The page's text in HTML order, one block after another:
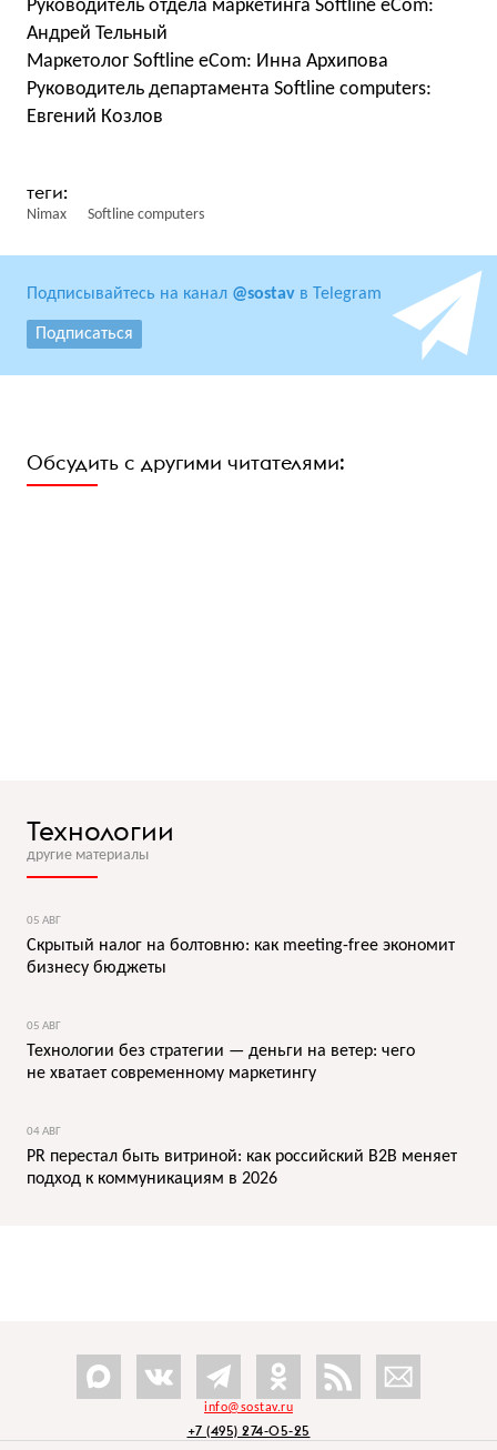
Руководитель отдела маркетинга Softline eCom:
Андрей Тельный
Маркетолог Softline eCom: Инна Архипова
Руководитель департамента Softline computers:
Евгений Козлов
Nimax Softline сomputers
Подписывайтесь на канал @sostav в Telegram
Подписаться
Обсудить с другими читателями:
Технологии
другие материалы
05 АВГ
Скрытый налог на болтовню: как meeting-free экономит
бизнесу бюджеты
05 АВГ
Технологии без стратегии — деньги на ветер: чего
не хватает современному маркетингу
04 АВГ
PR перестал быть витриной: как российский B2B меняет
подход к коммуникациям в 2026
info@sostav.ru
+7 (495) 274-05-25